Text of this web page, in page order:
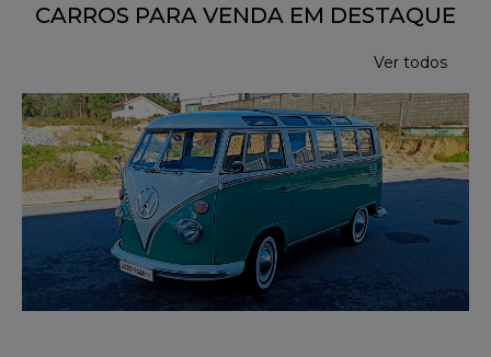
CARROS PARA VENDA EM DESTAQUE
Ver todos